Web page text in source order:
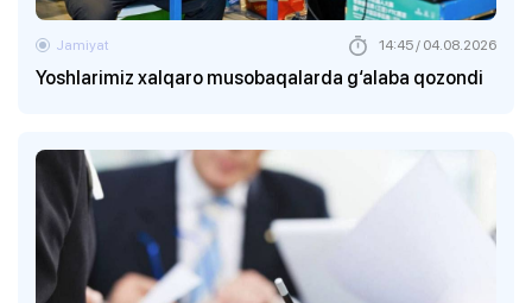
Yoshlarimiz xalqaro musobaqalarda g‘alaba qozondi
Jamiyat 14:45 / 04.08.2026